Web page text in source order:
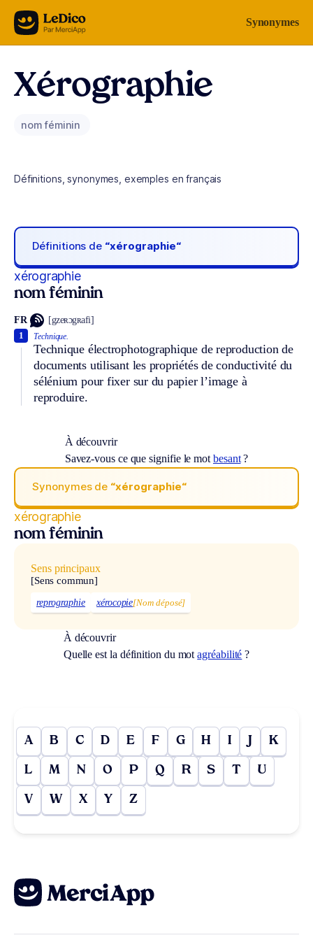
Aller au contenu Synonymes
Xérographie
nom féminin
Définitions, synonymes, exemples en français
Définitions de “xérographie“
xérographie
nom féminin
FR [gzeʀɔgʀafi]
Technique.
Technique électrophotographique de reproduction de
documents utilisant les propriétés de conductivité du
sélénium pour fixer sur du papier l’image à
reproduire.
1
À découvrir
Savez-vous ce que signifie le mot besant?
Synonymes de “xérographie“
xérographie
nom féminin
Sens principaux
[Sens commun]
reprographie xérocopie[Nom déposé]
À découvrir
Quelle est la définition du motagréabilité ?
A B C D E F G H I J K
L M N O P Q R S T U
V W X Y Z